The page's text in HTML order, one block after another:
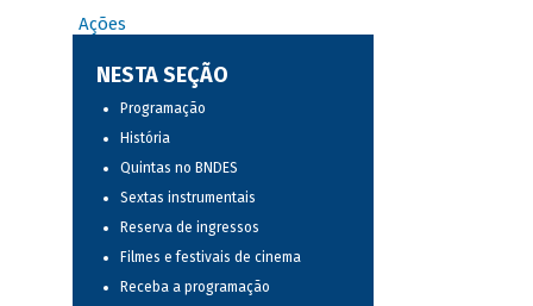
Ações
NESTA SEÇÃO
Programação
História
Quintas no BNDES
Sextas instrumentais
Reserva de ingressos
Filmes e festivais de cinema
Receba a programação